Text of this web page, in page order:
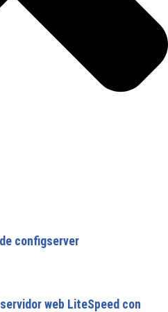
configserver
web LiteSpeed con